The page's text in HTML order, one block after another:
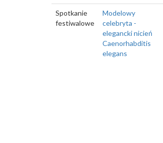
Spotkanie
festiwalowe
Modelowy
celebryta -
elegancki nicień
Caenorhabditis
elegans